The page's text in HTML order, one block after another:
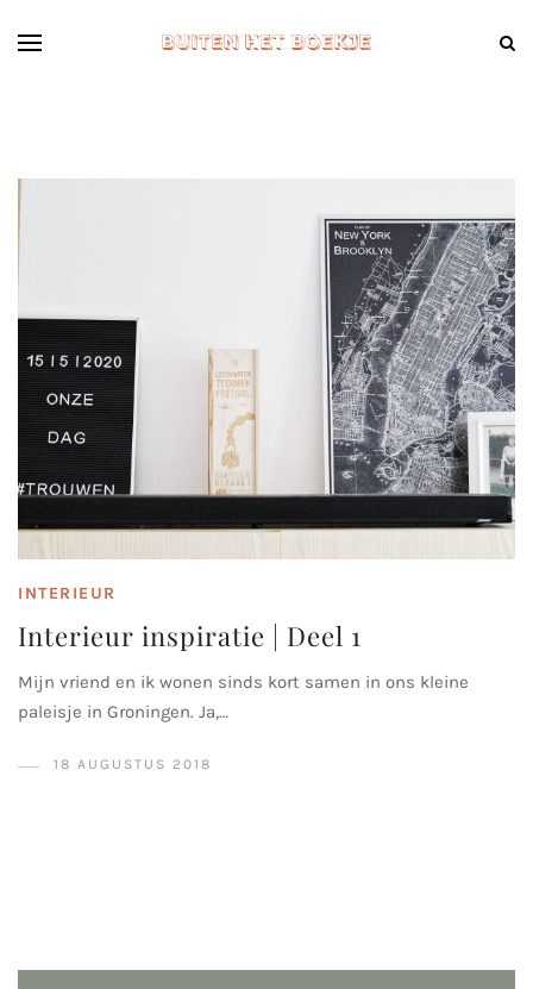
INTERIEUR
Interieur inspiratie | Deel 1
Mijn vriend en ik wonen sinds kort samen in ons kleine
paleisje in Groningen. Ja,…
18 AUGUSTUS 2018